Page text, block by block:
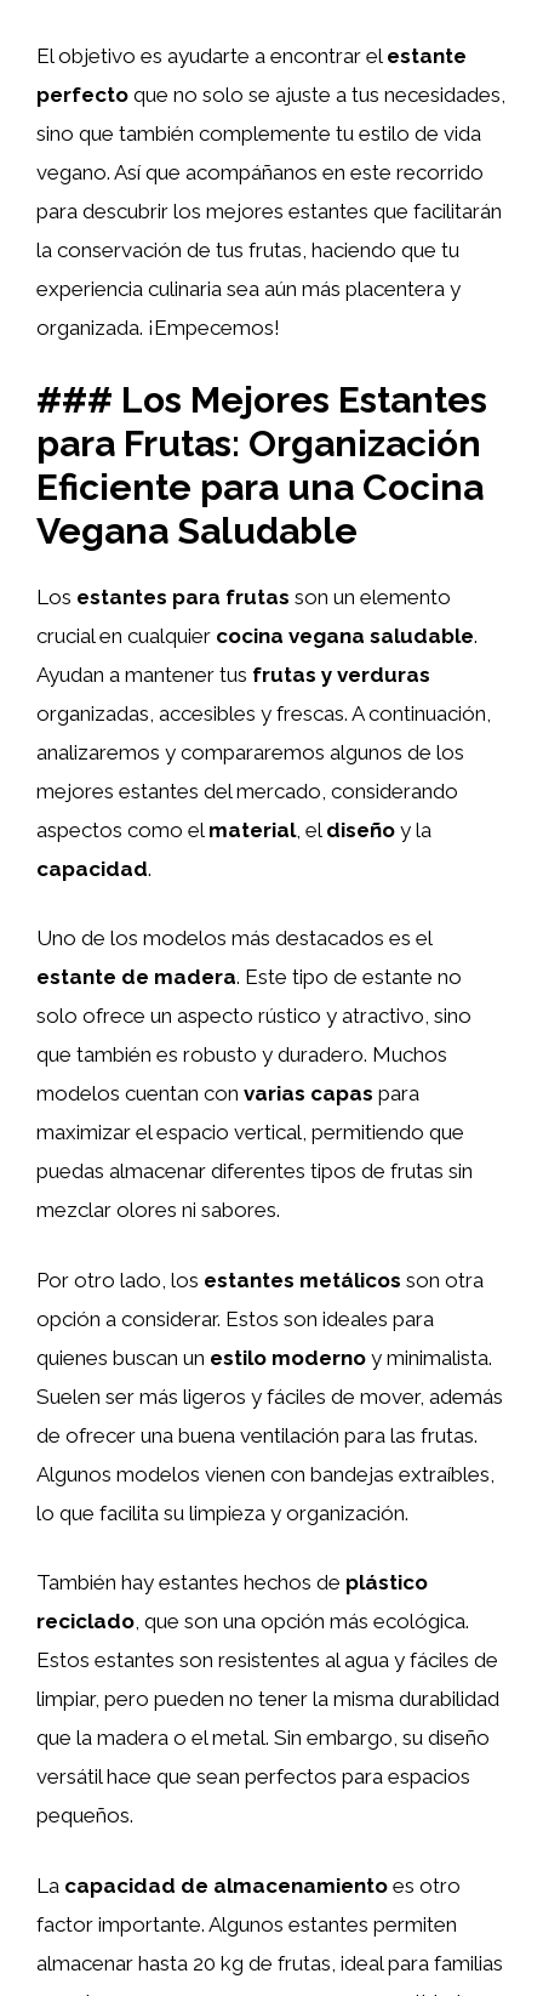
El objetivo es ayudarte a encontrar el estante
perfecto que no solo se ajuste a tus necesidades,
sino que también complemente tu estilo de vida
vegano. Así que acompáñanos en este recorrido
para descubrir los mejores estantes que facilitarán
la conservación de tus frutas, haciendo que tu
experiencia culinaria sea aún más placentera y
organizada. ¡Empecemos!
### Los Mejores Estantes
para Frutas: Organización
Eficiente para una Cocina
Vegana Saludable
Los estantes para frutas son un elemento
crucial en cualquier cocina vegana saludable.
Ayudan a mantener tus frutas y verduras
organizadas, accesibles y frescas. A continuación,
analizaremos y compararemos algunos de los
mejores estantes del mercado, considerando
aspectos como el material, el diseño y la
capacidad.
Uno de los modelos más destacados es el
estante de madera. Este tipo de estante no
solo ofrece un aspecto rústico y atractivo, sino
que también es robusto y duradero. Muchos
modelos cuentan con varias capas para
maximizar el espacio vertical, permitiendo que
puedas almacenar diferentes tipos de frutas sin
mezclar olores ni sabores.
Por otro lado, los estantes metálicos son otra
opción a considerar. Estos son ideales para
quienes buscan un estilo moderno y minimalista.
Suelen ser más ligeros y fáciles de mover, además
de ofrecer una buena ventilación para las frutas.
Algunos modelos vienen con bandejas extraíbles,
lo que facilita su limpieza y organización.
También hay estantes hechos de plástico
reciclado, que son una opción más ecológica.
Estos estantes son resistentes al agua y fáciles de
limpiar, pero pueden no tener la misma durabilidad
que la madera o el metal. Sin embargo, su diseño
versátil hace que sean perfectos para espacios
pequeños.
La capacidad de almacenamiento es otro
factor importante. Algunos estantes permiten
almacenar hasta 20 kg de frutas, ideal para familias